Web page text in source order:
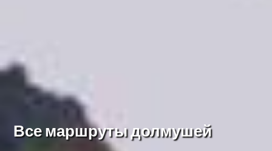
Все маршруты долмушей